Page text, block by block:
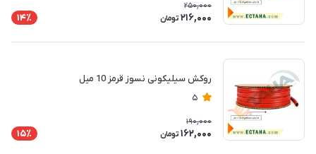
250,000
216,000 تومان 14٪
روکش سیلیکونی نسوز قرمز 10 میل
5
190,000
162,000 تومان 15٪